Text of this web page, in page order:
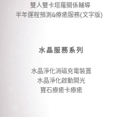
雙人雙卡塔羅關係輔導
半年運程預測&療癒服務(文字版)
水晶服務系列
水晶淨化消磁充電裝置
水晶淨化啟動開光
寶石療癒卡療癒